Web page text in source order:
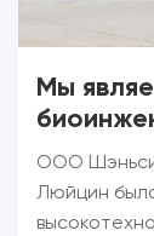
Мы
ООО
Люйцин